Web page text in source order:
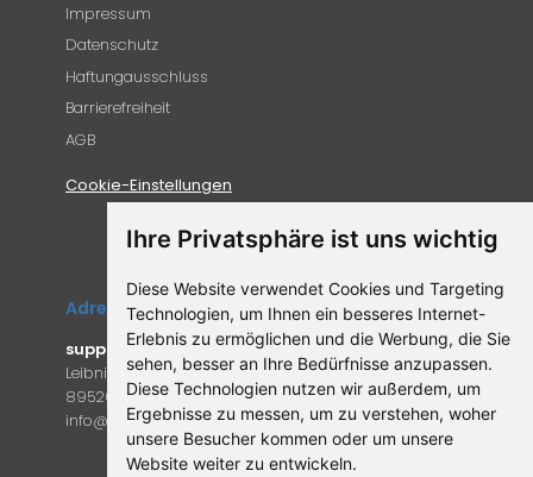
Ihre Privatsphäre ist uns wichtig
Diese Website verwendet Cookies und Targeting
Technologien, um Ihnen ein besseres Internet-
Erlebnis zu ermöglichen und die Werbung, die Sie
sehen, besser an Ihre Bedürfnisse anzupassen.
Diese Technologien nutzen wir außerdem, um
Ergebnisse zu messen, um zu verstehen, woher
unsere Besucher kommen oder um unsere
Website weiter zu entwickeln.
Impressum
Datenschutz
Haftungausschluss
Barrierefreiheit
AGB
Cookie-Einstellungen
Adresse
supplemento.de
Leibniz-Campus 9
89520 Heidenheim an der Brenz
info@supplemento.de